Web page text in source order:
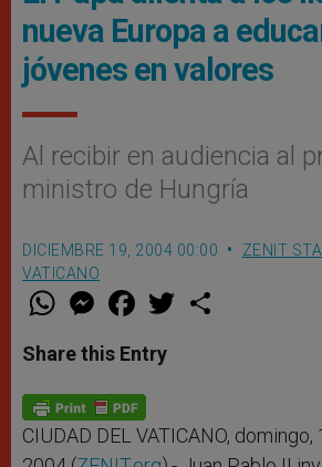
nueva Europa a
jóvenes en valores
Al recibir en audiencia al
ministro de Hungría
DICIEMBRE 19, 2004 00:00 ZENIT
VATICANO
W
t
s
p
p
M
e
s
e
g
e
r
F
a
e
b
o
k
w
Share this Entry
CIUDAD DEL VATICANO,